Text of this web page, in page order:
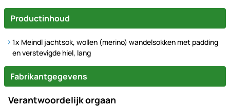
Productinhoud
1x Meindl jachtsok, wollen (merino) wandelsokken met padding
en verstevigde hiel, lang
Fabrikantgegevens
Verantwoordelijk orgaan